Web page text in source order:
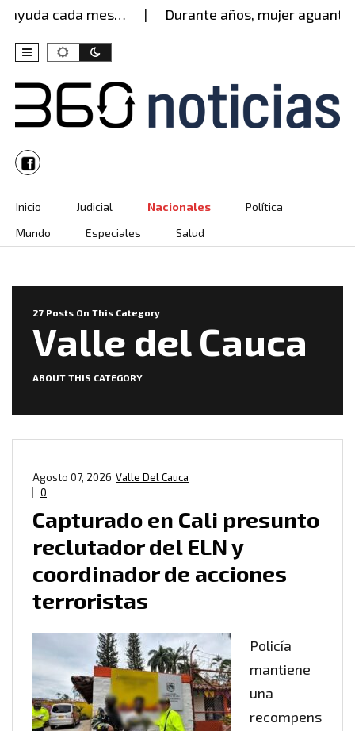
cada mes… Durante años, mujer aguantó
Skip to content
Inicio Judicial Nacionales
Política
Mundo
Especiales Salud
27 Posts On This Category
Valle del Cauca
ABOUT THIS CATEGORY
Valle Del Cauca
Agosto 07, 2026
0
Capturado en Cali presunto
reclutador del ELN y
coordinador de acciones
terroristas
Policía
mantiene
una
recompens